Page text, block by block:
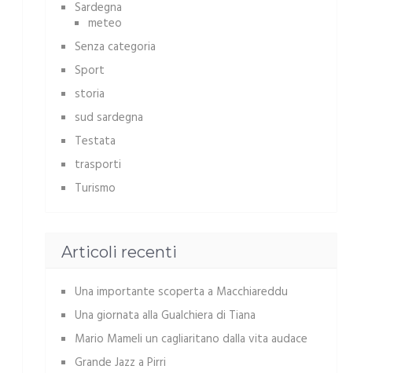
Sardegna
meteo
Senza categoria
Sport
storia
sud sardegna
Testata
trasporti
Turismo
Articoli recenti
Una importante scoperta a Macchiareddu
Una giornata alla Gualchiera di Tiana
Mario Mameli un cagliaritano dalla vita audace
Grande Jazz a Pirri